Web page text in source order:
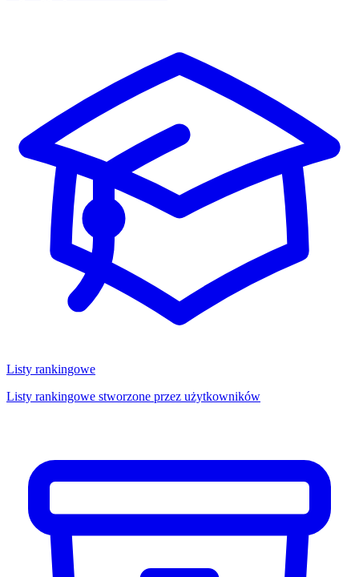
Listy rankingowe
Listy rankingowe stworzone przez użytkowników